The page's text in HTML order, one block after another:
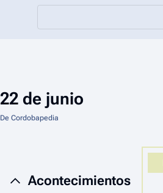
22 de junio
De Cordobapedia
Acontecimientos